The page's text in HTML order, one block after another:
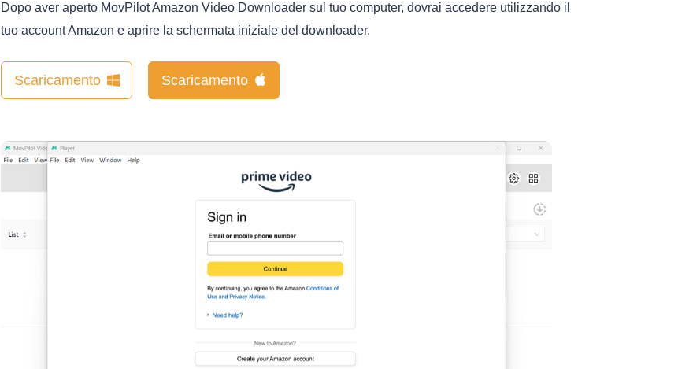
Dopo aver aperto MovPilot Amazon Video Downloader sul tuo computer, dovrai accedere utilizzando il
tuo account Amazon e aprire la schermata iniziale del downloader.
Scaricamento Scaricamento